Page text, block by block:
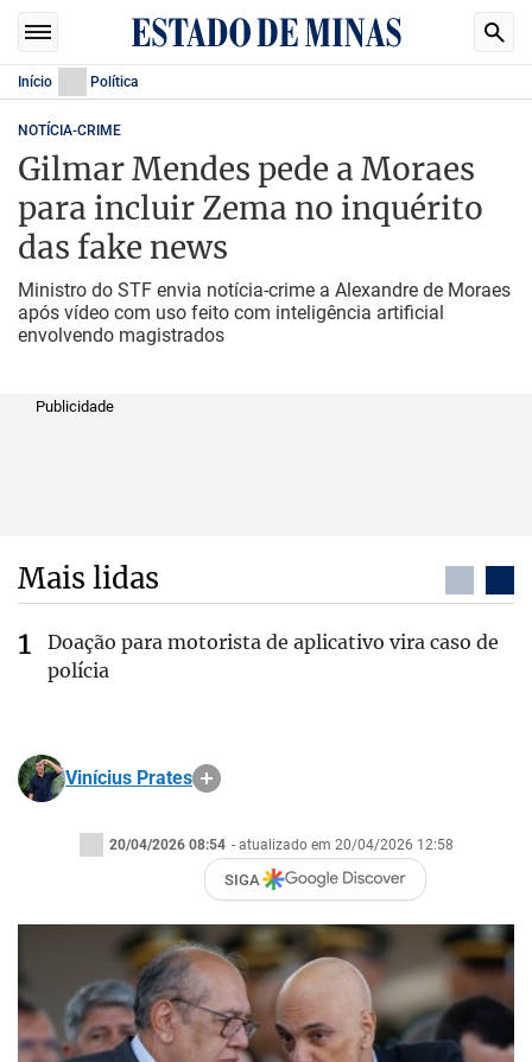
Início Política
NOTÍCIA-CRIME
Gilmar Mendes pede a Moraes
para incluir Zema no inquérito
das fake news
Ministro do STF envia notícia-crime a Alexandre de Moraes
após vídeo com uso feito com inteligência artificial
envolvendo magistrados
Publicidade
Mais lidas
Doação para motorista de aplicativo vira caso de
polícia
Vinícius Prates
20/04/2026 08:54 - atualizado em 20/04/2026 12:58
SIGA